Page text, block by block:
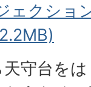
ェクショ
守台を